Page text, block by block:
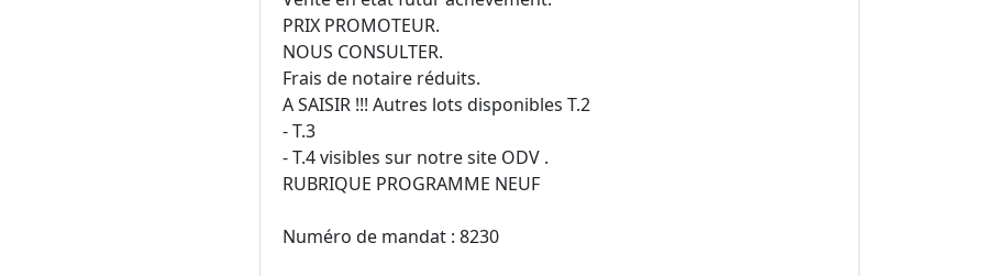
PRIX PROMOTEUR.
NOUS CONSULTER.
Frais de notaire réduits.
A SAISIR !!! Autres lots disponibles T.2
- T.3
- T.4 visibles sur notre site ODV .
RUBRIQUE PROGRAMME NEUF
Numéro de mandat : 8230